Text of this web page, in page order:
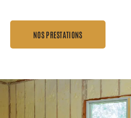
NOS PRESTATIONS